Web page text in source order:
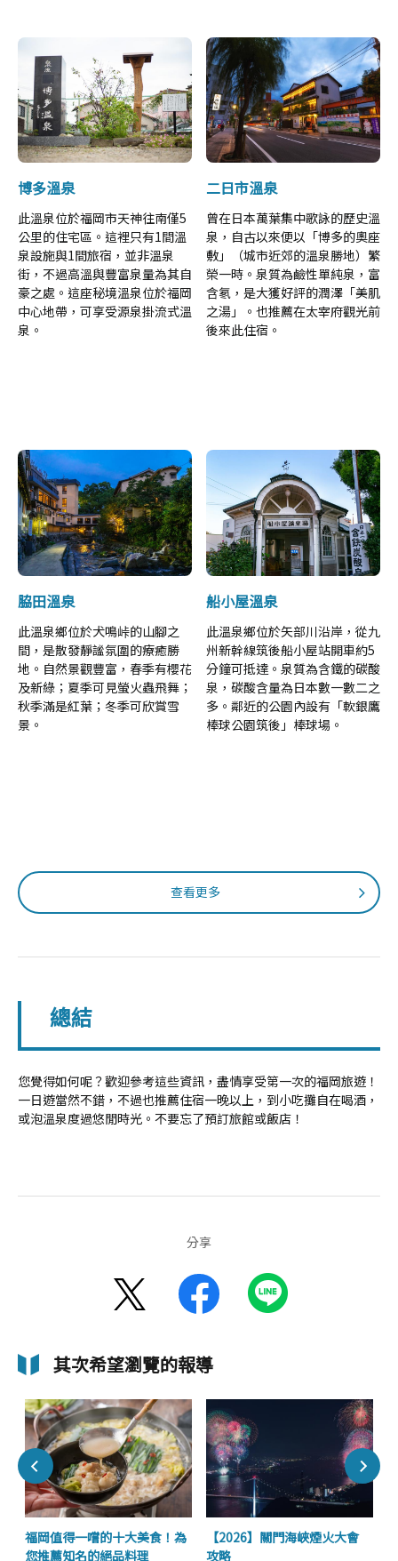
博多溫泉
此溫泉位於福岡市天神往南僅5
公里的住宅區。這裡只有1間溫
泉設施與1間旅宿，並非溫泉
街，不過高溫與豐富泉量為其自
豪之處。這座秘境溫泉位於福岡
中心地帶，可享受源泉掛流式溫
泉。
二日市溫泉
曾在日本萬葉集中歌詠的歷史溫
泉，自古以來便以「博多的奧座
敷」（城市近郊的溫泉勝地）繁
榮一時。泉質為鹼性單純泉，富
含氡，是大獲好評的潤澤「美肌
之湯」。也推薦在太宰府觀光前
後來此住宿。
脇田溫泉
此溫泉鄉位於犬鳴峠的山腳之
間，是散發靜謐氛圍的療癒勝
地。自然景觀豐富，春季有櫻花
及新綠；夏季可見螢火蟲飛舞；
秋季滿是紅葉；冬季可欣賞雪
景。
船小屋溫泉
此溫泉鄉位於矢部川沿岸，從九
州新幹線筑後船小屋站開車約5
分鐘可抵達。泉質為含鐵的碳酸
泉，碳酸含量為日本數一數二之
多。鄰近的公園內設有「軟銀鷹
棒球公園筑後」棒球場。
查看更多
總結
您覺得如何呢？歡迎參考這些資訊，盡情享受第一次的福岡旅遊！
一日遊當然不錯，不過也推薦住宿一晚以上，到小吃攤自在喝酒，
或泡溫泉度過悠閒時光。不要忘了預訂旅館或飯店！
分享
其次希望瀏覽的報導
福岡值得一嚐的十大美食！為
您推薦知名的絕品料理
【2026】關門海峽煙火大會
攻略